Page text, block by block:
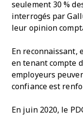
seulement 30 %
interrogés par
leur opinion
En reconnaissant,
en tenant compte
employeurs
confiance est
En juin 2020, le